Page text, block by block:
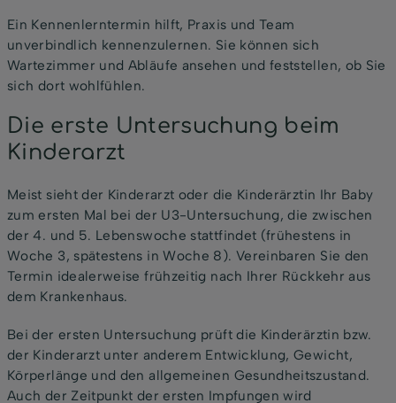
Ein Kennenlerntermin hilft, Praxis und Team
unverbindlich kennenzulernen. Sie können sich
Wartezimmer und Abläufe ansehen und feststellen, ob Sie
sich dort wohlfühlen.
Die erste Untersuchung beim
Kinderarzt
Meist sieht der Kinderarzt oder die Kinderärztin Ihr Baby
zum ersten Mal bei der U3-Untersuchung, die zwischen
der 4. und 5. Lebenswoche stattfindet (frühestens in
Woche 3, spätestens in Woche 8). Vereinbaren Sie den
Termin idealerweise frühzeitig nach Ihrer Rückkehr aus
dem Krankenhaus.
Bei der ersten Untersuchung prüft die Kinderärztin bzw.
der Kinderarzt unter anderem Entwicklung, Gewicht,
Körperlänge und den allgemeinen Gesundheitszustand.
Auch der Zeitpunkt der ersten Impfungen wird